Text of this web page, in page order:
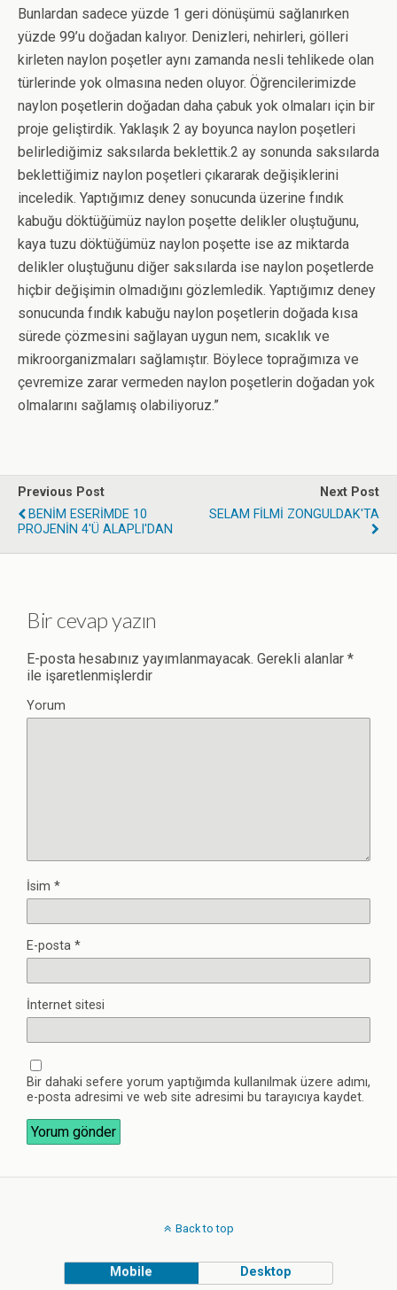
Bunlardan sadece yüzde 1 geri dönüşümü sağlanırken
yüzde 99’u doğadan kalıyor. Denizleri, nehirleri, gölleri
kirleten naylon poşetler aynı zamanda nesli tehlikede olan
türlerinde yok olmasına neden oluyor. Öğrencilerimizde
naylon poşetlerin doğadan daha çabuk yok olmaları için bir
proje geliştirdik. Yaklaşık 2 ay boyunca naylon poşetleri
belirlediğimiz saksılarda beklettik.2 ay sonunda saksılarda
beklettiğimiz naylon poşetleri çıkararak değişiklerini
inceledik. Yaptığımız deney sonucunda üzerine fındık
kabuğu döktüğümüz naylon poşette delikler oluştuğunu,
kaya tuzu döktüğümüz naylon poşette ise az miktarda
delikler oluştuğunu diğer saksılarda ise naylon poşetlerde
hiçbir değişimin olmadığını gözlemledik. Yaptığımız deney
sonucunda fındık kabuğu naylon poşetlerin doğada kısa
sürede çözmesini sağlayan uygun nem, sıcaklık ve
mikroorganizmaları sağlamıştır. Böylece toprağımıza ve
çevremize zarar vermeden naylon poşetlerin doğadan yok
olmalarını sağlamış olabiliyoruz.”
Previous Post
BENİM ESERİMDE 10
PROJENİN 4'ü ALAPLI'DAN
Next Post
SELAM FİLMİ ZONGULDAK'TA
Bir cevap yazın
E-posta hesabınız yayımlanmayacak. Gerekli alanlar *
ile işaretlenmişlerdir
Yorum
İsim *
E-posta *
İnternet sitesi
Bir dahaki sefere yorum yaptığımda kullanılmak üzere adımı,
e-posta adresimi ve web site adresimi bu tarayıcıya kaydet.
Back to top
Mobile Desktop